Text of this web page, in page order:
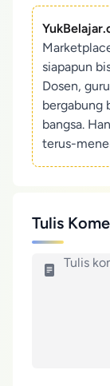
siapapun
Dosen,
bergabung
bangsa.
terus-
Tulis